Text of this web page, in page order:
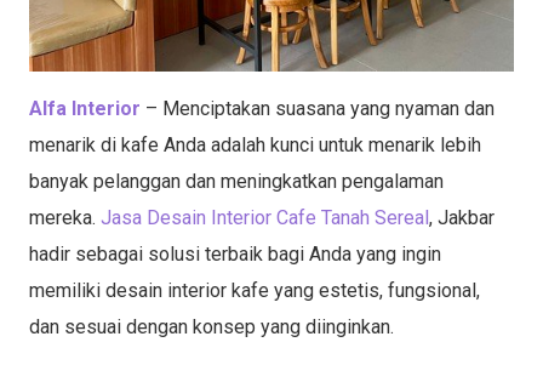
Alfa Interior – Menciptakan suasana yang nyaman dan
menarik di kafe Anda adalah kunci untuk menarik lebih
banyak pelanggan dan meningkatkan pengalaman
mereka. Jasa Desain Interior Cafe Tanah Sereal, Jakbar
hadir sebagai solusi terbaik bagi Anda yang ingin
memiliki desain interior kafe yang estetis, fungsional,
dan sesuai dengan konsep yang diinginkan.